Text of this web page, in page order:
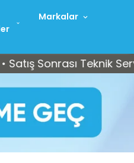
Markalar
Teknik Servis